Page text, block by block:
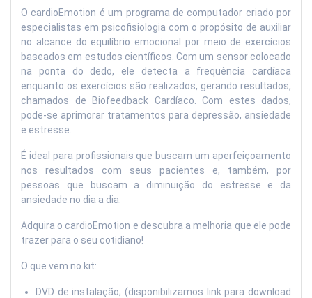
O cardioEmotion é um programa de computador criado por
especialistas em psicofisiologia com o propósito de auxiliar
no alcance do equilíbrio emocional por meio de exercícios
baseados em estudos científicos. Com um sensor colocado
na ponta do dedo, ele detecta a frequência cardíaca
enquanto os exercícios são realizados, gerando resultados,
chamados de Biofeedback Cardíaco. Com estes dados,
pode-se aprimorar tratamentos para depressão, ansiedade
e estresse.
É ideal para profissionais que buscam um aperfeiçoamento
nos resultados com seus pacientes e, também, por
pessoas que buscam a diminuição do estresse e da
ansiedade no dia a dia.
Adquira o cardioEmotion e descubra a melhoria que ele pode
trazer para o seu cotidiano!
O que vem no kit:
DVD de instalação; (disponibilizamos link para download